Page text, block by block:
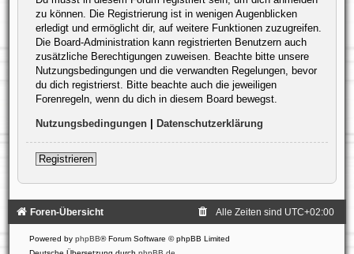
zu können. Die Registrierung ist in wenigen Augenblicken
erledigt und ermöglicht dir, auf weitere Funktionen zuzugreifen.
Die Board-Administration kann registrierten Benutzern auch
zusätzliche Berechtigungen zuweisen. Beachte bitte unsere
Nutzungsbedingungen und die verwandten Regelungen, bevor
du dich registrierst. Bitte beachte auch die jeweiligen
Forenregeln, wenn du dich in diesem Board bewegst.
Nutzungsbedingungen| Datenschutzerklärung
Registrieren
Foren-Übersicht Alle Zeiten sind UTC+02:00
Powered by phpBB® Forum Software © phpBB Limited